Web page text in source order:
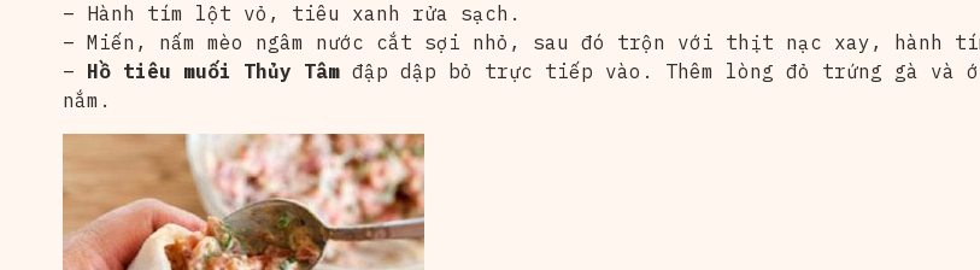
– Hành tím lột vỏ, tiêu xanh rửa sạch.
– Miến, nấm mèo ngâm nước cắt sợi nhỏ, sau đó trộn với thịt nạc xay, hành
– Hồ tiêu muối Thủy Tâm đập dập bỏ trực tiếp vào. Thêm lòng đỏ trứng gà và
nắm.